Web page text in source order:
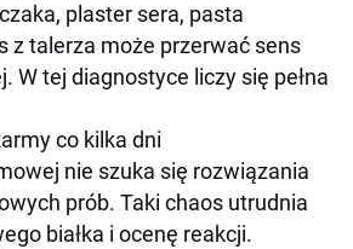
plaster sera, pasta
z talerza może przerwać sens
W tej diagnostyce liczy się pełna
co kilka dni
nie szuka się rozwiązania
prób. Taki chaos utrudnia
białka i ocenę reakcji.